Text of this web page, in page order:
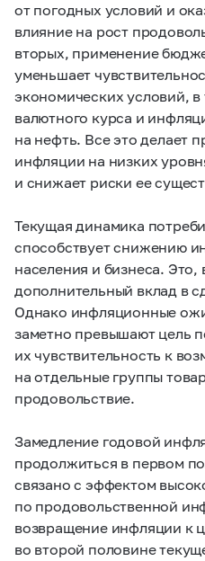
от погодных условий и
влияние на рост
вторых, применение
уменьшает
экономических условий,
валютного курса и
на нефть. Все это делает
инфляции на низких
и снижает риски ее
Текущая динамика
способствует снижению
населения и бизнеса.
дополнительный вклад в
Однако инфляционные
заметно превышают цель
их чувствительность к
на отдельные группы
продовольствие.
Замедление годовой
продолжиться в первом
связано с эффектом
по продовольственной
возвращение инфляции к
во второй половине